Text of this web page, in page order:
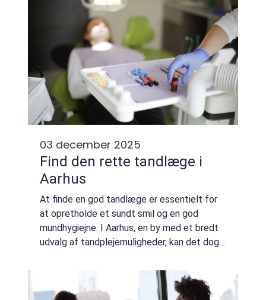
03 december 2025
Find den rette tandlæge i
Aarhus
At finde en god tandlæge er essentielt for
at opretholde et sundt smil og en god
mundhygiejne. I Aarhus, en by med et bredt
udvalg af tandplejemuligheder, kan det dog